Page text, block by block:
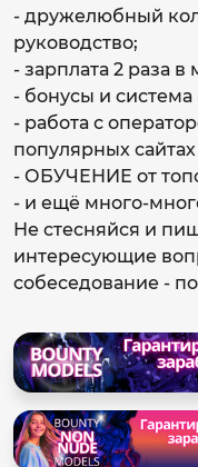
- дружелюбный
руководство;
- зарплата 2 раза
- бонусы и
- работа с
популярных сайтах
- ОБУЧЕНИЕ от
- и ещё много-
Не стесняйся и
интересующие
собеседование -